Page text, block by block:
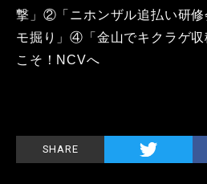
撃」②「ニホンザル追払い研
モ掘り」④「金山でキクラゲ
こそ！NCVへ
SHARE